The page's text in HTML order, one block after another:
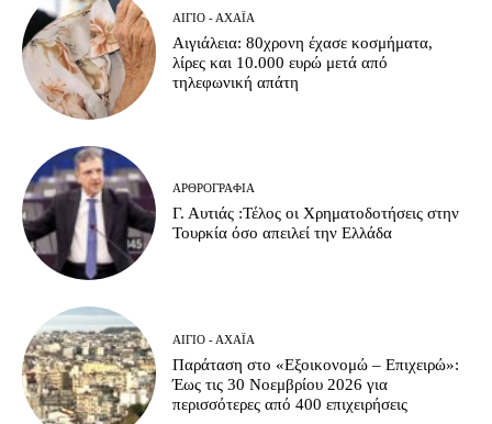
ΑΊΓΙΟ - ΑΧΑΪ́Α
Αιγιάλεια: 80χρονη έχασε κοσμήματα,
λίρες και 10.000 ευρώ μετά από
τηλεφωνική απάτη
ΑΡΘΡΟΓΡΑΦΊΑ
Γ. Αυτιάς :Τέλος οι Χρηματοδοτήσεις στην
Τουρκία όσο απειλεί την Ελλάδα
ΑΊΓΙΟ - ΑΧΑΪ́Α
Παράταση στο «Εξοικονομώ – Επιχειρώ»:
Έως τις 30 Νοεμβρίου 2026 για
περισσότερες από 400 επιχειρήσεις